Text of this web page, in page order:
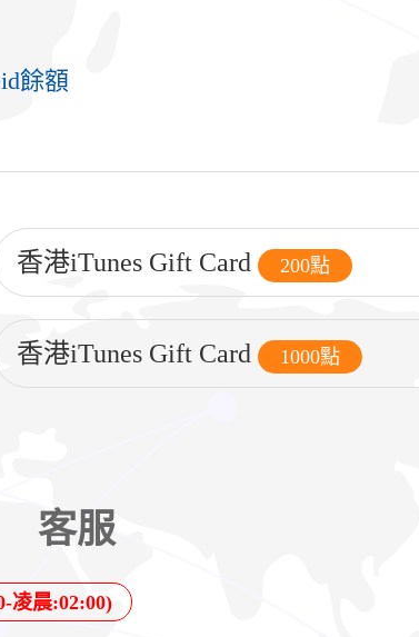
餘額
香港iTunes Gift Card 200點
香港iTunes Gift Card 1000點
客服
凌晨:02:00)